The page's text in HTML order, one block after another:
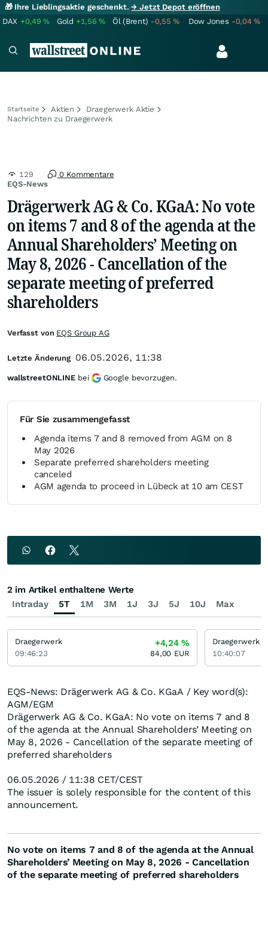
🎁 Ihre Lieblingsaktie geschenkt.→ Jetzt Depot eröffnen
DAX +0,49% Gold +1,56% Öl (Brent) -0,55% Dow Jones -0,04%
Startseite Aktien
Draegerwerk Aktie
Nachrichten zu Draegerwerk
EQS-News
129 0 Kommentare
Drägerwerk AG & Co. KGaA: No vote
on items 7 and 8 of the agenda at the
Annual Shareholders’ Meeting on
May 8, 2026 - Cancellation of the
separate meeting of preferred
shareholders
Für Sie zusammengefasst
Agenda items 7 and 8 removed from AGM on 8
May 2026
Separate preferred shareholders meeting
canceled
AGM agenda to proceed in Lübeck at 10 am CEST
EQS-News: Drägerwerk AG & Co. KGaA / Key word(s):
AGM/EGM
Drägerwerk AG & Co. KGaA: No vote on items 7 and 8
of the agenda at the Annual Shareholders’ Meeting on
May 8, 2026 - Cancellation of the separate meeting of
preferred shareholders
06.05.2026 / 11:38 CET/CEST
The issuer is solely responsible for the content of this
announcement.
No vote on items 7 and 8 of the agenda at the Annual
Shareholders’ Meeting on May 8, 2026 - Cancellation
of the separate meeting of preferred shareholders
Verfasst von EQS Group AG
Letzte Änderung 06.05.2026, 11:38
wallstreetONLINE bei Google bevorzugen.
Intraday 5T 1M 3M 1J 3J 5J 10J Max
2 im Artikel enthaltene Werte
Draegerwerk
09:46:23
+4,24%
84,00 EUR
Draegerwerk
10:40:07